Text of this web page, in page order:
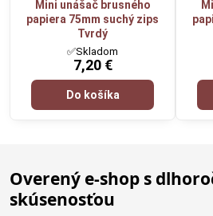
Mini unášač brusného
papiera 75mm suchý zips
Tvrdý
✅Skladom
7,20 €
Do košíka
Overený e-shop s
skúsenosťou